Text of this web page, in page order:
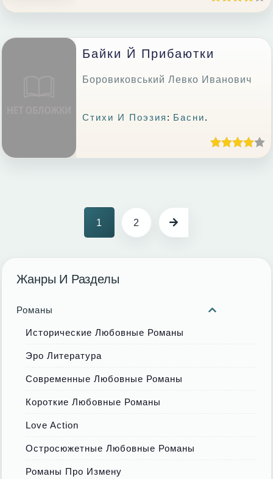
Байки Й Прибаютки
Боровиковський Левко Иванович
Стихи И Поэзия : Басни.
1 2
Жанры И Разделы
Романы
Исторические Любовные Романы
Эро Литература
Современные Любовные Романы
Короткие Любовные Романы
Love Action
Остросюжетные Любовные Романы
Романы Про Измену